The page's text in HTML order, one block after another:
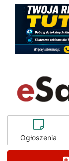
Ogłoszenia